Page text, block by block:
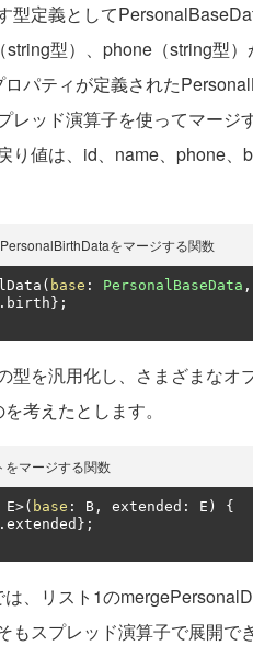
型定義として
型）、phone（string型）
パティが定義された
レッド演算子を使ってマージ
り値は、id、name、phone
をマージする関数
( base : PersonalBaseData ,
birth };
型を汎用化し、さまざまなオ
考えたとします。
をマージする関数
E>( base : B , extended : E )
{
extended };
、リスト1の
もスプレッド演算子で展開で